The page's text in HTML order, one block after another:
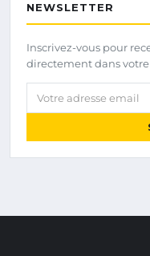
NEWSLETTER
Inscrivez-vous pour
directement dans
Votre adresse email